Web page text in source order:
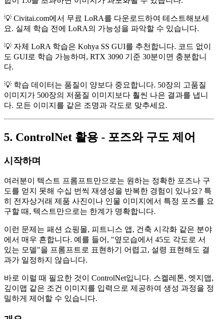
💡 Civitai.com에서 무료 LoRA를 다운로드하여 테스트해보세
요. 실제 학습 전에 LoRA의 가능성을 파악할 수 있습니다.
💡 자체 LoRA 학습은 Kohya SS GUI를 추천합니다. 코드 없이
도 GUI로 학습 가능하며, RTX 3090 기준 30분이면 충분합니
다.
💡 학습 데이터는 품질이 양보다 중요합니다. 50장의 고품질
이미지가 500장의 저품질 이미지보다 훨씬 나은 결과를 냅니
다. 모든 이미지를 같은 조명과 각도로 맞추세요.
5. ControlNet 활용 - 포즈와 구도 제어
시작하며
여러분이 텍스트 프롬프트만으로는 원하는 정확한 포즈나 구
도를 얻지 못해 수십 번씩 재생성을 반복한 경험이 있나요? 특
히 전자상거래 제품 사진이나 인물 이미지에서 특정 포즈를 요
구할 때, 텍스트만으로는 한계가 명확합니다.
이런 문제는 패션 쇼핑몰, 피트니스 앱, 건축 시각화 같은 분야
에서 매우 흔합니다. 예를 들어, "옆모습에서 45도 각도로 서
있는 모델"을 프롬프트로 표현하기 어렵고, 설령 표현해도 결
과가 일정하지 않습니다.
바로 이럴 때 필요한 것이 ControlNet입니다. 스켈레톤, 엣지맵,
깊이맵 같은 조건 이미지를 입력으로 제공하여 생성 과정을 정
밀하게 제어할 수 있습니다.